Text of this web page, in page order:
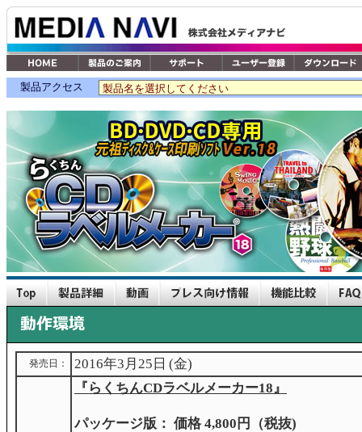
製品アクセス
発売日： 2016年3月25日 (金)
『らくちんCDラベルメーカー18』
パッケージ版： 価格 4,800円（税抜)